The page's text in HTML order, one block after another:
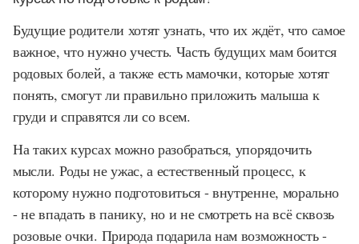
Будущие родители хотят узнать, что их ждёт, что самое
важное, что нужно учесть. Часть будущих мам боится
родовых болей, а также есть мамочки, которые хотят
понять, смогут ли правильно приложить малыша к
груди и справятся ли со всем.
На таких курсах можно разобраться, упорядочить
мысли. Роды не ужас, а естественный процесс, к
которому нужно подготовиться - внутренне, морально
- не впадать в панику, но и не смотреть на всё сквозь
розовые очки. Природа подарила нам возможность -